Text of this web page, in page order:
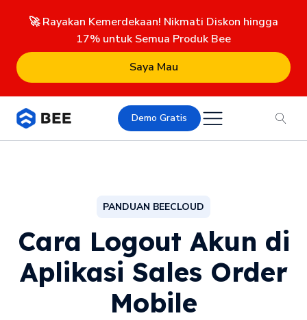
🚀 Rayakan Kemerdekaan! Nikmati Diskon hingga
17% untuk Semua Produk Bee
Saya Mau
Demo Gratis
PANDUAN BEECLOUD
Cara Logout Akun di
Aplikasi Sales Order
Mobile